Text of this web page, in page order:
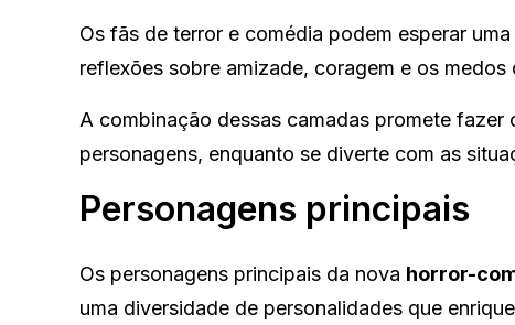
Os fãs de terror e comédia podem esperar
reflexões sobre amizade, coragem e os medos
A combinação dessas camadas promete
personagens, enquanto se diverte com as
Personagens principais
Os personagens principais da nova horror-
uma diversidade de personalidades que